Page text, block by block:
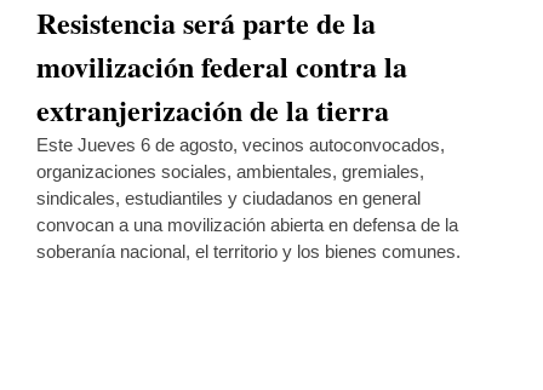
Resistencia será parte de la
movilización federal contra la
extranjerización de la tierra
Este Jueves 6 de agosto, vecinos autoconvocados,
organizaciones sociales, ambientales, gremiales,
sindicales, estudiantiles y ciudadanos en general
convocan a una movilización abierta en defensa de la
soberanía nacional, el territorio y los bienes comunes.